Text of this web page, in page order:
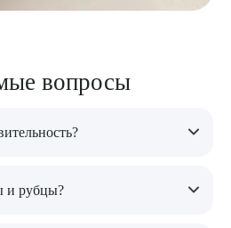
вопросы
избыточных тканей.
и рубцы?